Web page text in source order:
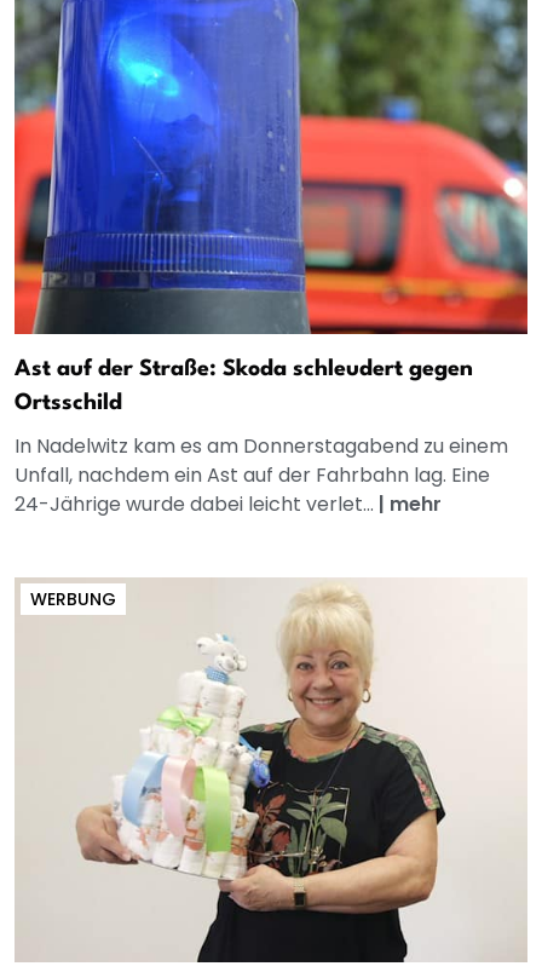
Ast auf der Straße: Skoda schleudert gegen
Ortsschild
In Nadelwitz kam es am Donnerstagabend zu einem
Unfall, nachdem ein Ast auf der Fahrbahn lag. Eine
24-Jährige wurde dabei leicht verlet... | mehr
WERBUNG